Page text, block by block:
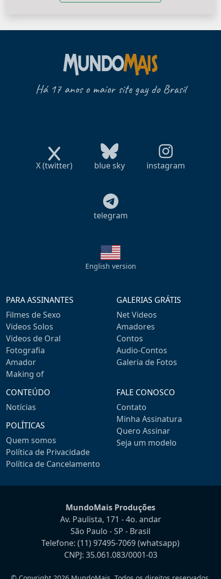
Há 17 anos o maior site gay do Brasil
X (twitter) blue sky instagram
telegram
English version
PARA ASSINANTES
Filmes de Sexo
Videos Solos
Videos de Oral
Fotografia
Amador
Making of
GALERIAS GRÁTIS
Net Videos
Amadores
Contos
Audio-Contos
Galeria de Fotos
CONTEÚDO
Notícias
POLÍTICAS
Quem somos
Política de Privacidade
Política de Cancelamento
FALE CONOSCO
Contato
Minha Assinatura
Quero Assinar
Seja um modelo
MundoMais Produções
Av. Paulista, 171 - 4o. andar
São Paulo - SP - Brasil
Telefone: (11) 97495-7069(whatsapp)
CNPJ: 35.061.083/0001-03